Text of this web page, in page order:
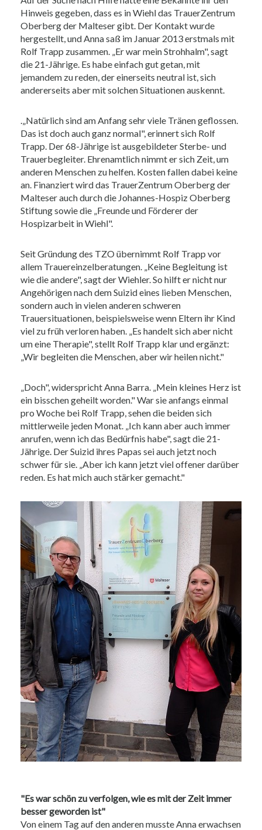
Hinweis gegeben, dass es in Wiehl das TrauerZentrum
Oberberg der Malteser gibt. Der Kontakt wurde
hergestellt, und Anna saß im Januar 2013 erstmals mit
Rolf Trapp zusammen. „Er war mein Strohhalm", sagt
die 21-Jährige. Es habe einfach gut getan, mit
jemandem zu reden, der einerseits neutral ist, sich
andererseits aber mit solchen Situationen auskennt.
.„Natürlich sind am Anfang sehr viele Tränen geflossen.
Das ist doch auch ganz normal", erinnert sich Rolf
Trapp. Der 68-Jährige ist ausgebildeter Sterbe- und
Trauerbegleiter. Ehrenamtlich nimmt er sich Zeit, um
anderen Menschen zu helfen. Kosten fallen dabei keine
an. Finanziert wird das TrauerZentrum Oberberg der
Malteser auch durch die Johannes-Hospiz Oberberg
Stiftung sowie die „Freunde und Förderer der
Hospizarbeit in Wiehl".
Seit Gründung des TZO übernimmt Rolf Trapp vor
allem Trauereinzelberatungen. „Keine Begleitung ist
wie die andere", sagt der Wiehler. So hilft er nicht nur
Angehörigen nach dem Suizid eines lieben Menschen,
sondern auch in vielen anderen schweren
Trauersituationen, beispielsweise wenn Eltern ihr Kind
viel zu früh verloren haben. „Es handelt sich aber nicht
um eine Therapie", stellt Rolf Trapp klar und ergänzt:
„Wir begleiten die Menschen, aber wir heilen nicht."
„Doch", widerspricht Anna Barra. „Mein kleines Herz ist
ein bisschen geheilt worden." War sie anfangs einmal
pro Woche bei Rolf Trapp, sehen die beiden sich
mittlerweile jeden Monat. „Ich kann aber auch immer
anrufen, wenn ich das Bedürfnis habe", sagt die 21-
Jährige. Der Suizid ihres Papas sei auch jetzt noch
schwer für sie. „Aber ich kann jetzt viel offener darüber
reden. Es hat mich auch stärker gemacht."
"Es war schön zu verfolgen, wie es mit der Zeit immer
besser geworden ist"
Von einem Tag auf den anderen musste Anna erwachsen